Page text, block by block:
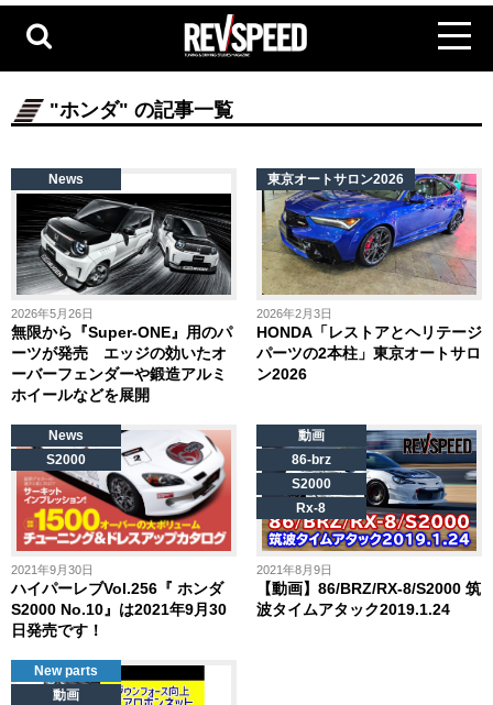
"ホンダ" の記事一覧
2026年5月26日
無限から『Super-ONE』用のパ
ーツが発売 エッジの効いたオ
ーバーフェンダーや鍛造アルミ
ホイールなどを展開
News
2026年2月3日
HONDA「レストアとヘリテージ
パーツの2本柱」東京オートサロ
ン2026
東京オートサロン2026
2021年9月30日
ハイパーレブVol.256『 ホンダ
S2000 No.10』は2021年9月30
日発売です！
News
S2000
2021年8月9日
【動画】86/BRZ/RX-8/S2000 筑
波タイムアタック2019.1.24
動画
86-brz
S2000
Rx-8
New parts
動画